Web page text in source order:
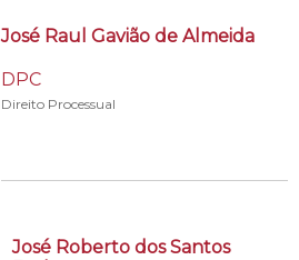
José Raul Gavião de Almeida
DPC
Direito Processual
José Roberto dos Santos